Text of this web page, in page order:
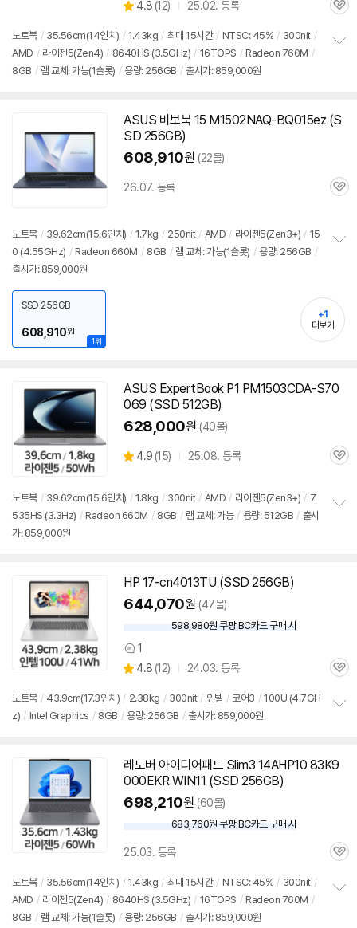
인
품
견
별
점
4.8 (상
리
뷰
12) 25.02. 등록
관
노트북 / 35.56cm(14인치) / 1.43kg / 최대 15시간 / NTSC: 45% / 300nit /
AMD / 라이젠5(Zen4) / 8640HS (3.5GHz) / 16TOPS / Radeon 760M /
8GB / 램 교체: 가능(1슬롯) / 용량: 256GB / 출시가: 859,000원
기
ASUS 비보북 15 M1502NAQ-BQ015ez (S
SD 256GB)
608,910원 (22몰)
26.07. 등록
관
노트북 / 39.62cm(15.6인치) / 1.7kg / 250nit / AMD / 라이젠5(Zen3+) / 15
0 (4.55GHz) / Radeon 660M / 8GB / 램 교체: 가능(1슬롯) / 용량: 256GB /
출시가: 859,000원
기
1위
SSD 256GB
608,910원
+1
더보기
ASUS ExpertBook P1 PM1503CDA-S70
069 (SSD 512GB)
628,000원 (40몰)
별
4.9 (상
뷰
15) 25.08. 등록
관
노트북 / 39.62cm(15.6인치) / 1.8kg / 300nit / AMD / 라이젠5(Zen3+) / 7
535HS (3.3Hz) / Radeon 660M / 8GB / 램 교체: 가능 / 용량: 512GB / 출시
가: 859,000원
HP 17-cn4013TU (SSD 256GB)
644,070원 (47몰)
우
할
인
598,980원 쿠팡 BC카드 구매 시
상
품
견
1
별
점
4.8 (상
리
뷰
12) 24.03. 등록
관
노트북 / 43.9cm(17.3인치) / 2.38kg / 300nit / 인텔 / 코어3 / 100U (4.7GH
z) / Intel Graphics / 8GB / 용량: 256GB / 출시가: 859,000원
레노버 아이디어패드 Slim3 14AHP10 83K9
000EKR WIN11 (SSD 256GB)
698,210원 (60몰)
할
가
683,760원 쿠팡 BC카드 구매 시
25.03. 등록
관
노트북 / 35.56cm(14인치) / 1.43kg / 최대 15시간 / NTSC: 45% / 300nit /
AMD / 라이젠5(Zen4) / 8640HS (3.5GHz) / 16TOPS / Radeon 760M /
8GB / 램 교체: 가능(1슬롯) / 용량: 256GB / 출시가: 859,000원